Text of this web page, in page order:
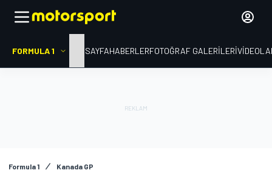
FORMULA 1 ANA SAYFAHABERLERFOTOĞRAF GALERILERI
Formula 1 Kanada GP